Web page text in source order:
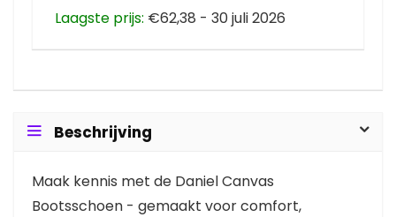
Laagste prijs: €62,38 - 30 juli 2026
Beschrijving
Maak kennis met de Daniel Canvas
Bootsschoen - gemaakt voor comfort,